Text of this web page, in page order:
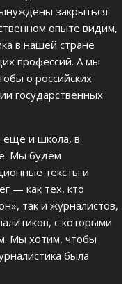
закрыться
опыте видим,
в нашей стране
профессий. А мы
о российских
государственных
еще и школа, в
Мы будем
тексты и
— как тех, кто
так и журналистов,
с которыми
Мы хотим, чтобы
была